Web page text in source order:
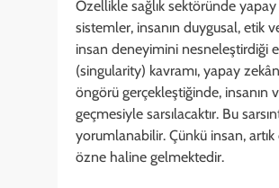
Özellikle sağlık sektöründe
sistemler, insanın duygusal, etik
insan deneyimini nesneleştirdiği
(singularity) kavramı, yapay
öngörü gerçekleştiğinde, insanın
geçmesiyle sarsılacaktır. Bu
yorumlanabilir. Çünkü insan,
özne haline gelmektedir.